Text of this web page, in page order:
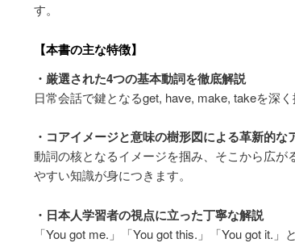
す。
【本書の主な特徴】
・厳選された4つの基本動詞を徹底解説
日常会話で鍵となるget, have, make, takeを深く
・コアイメージと意味の樹形図による革新的な
動詞の核となるイメージを掴み、そこから広
やすい知識が身につきます。
・日本人学習者の視点に立った丁寧な解説
「You got me.」「You got this.」「You got it.